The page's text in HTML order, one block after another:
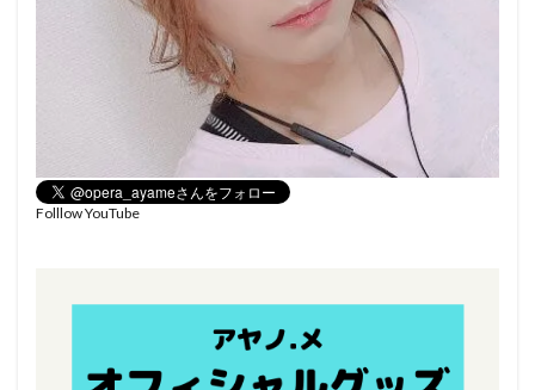
Folllow YouTube